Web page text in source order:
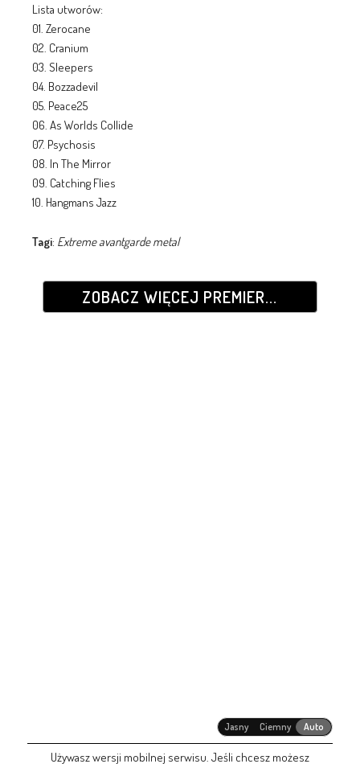
Lista utworów:
01. Zerocane
02. Cranium
03. Sleepers
04. Bozzadevil
05. Peace25
06. As Worlds Collide
07. Psychosis
08. In The Mirror
09. Catching Flies
10. Hangmans Jazz
Tagi: Extreme avantgarde metal
ZOBACZ WIĘCEJ PREMIER...
Jasny Ciemny Auto
Używasz wersji mobilnej serwisu. Jeśli chcesz możesz